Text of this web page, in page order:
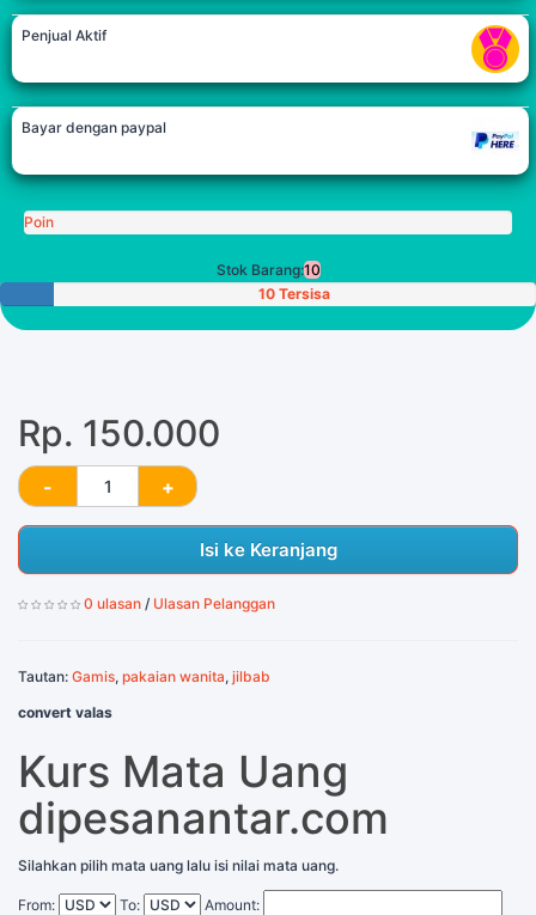
Penjual Aktif
Bayar dengan paypal
Poin
Stok Barang:10
10 Tersisa
Rp. 150.000
Isi ke Keranjang
0 ulasan / Ulasan Pelanggan
Tautan: Gamis, pakaian wanita, jilbab
convert valas
Kurs Mata Uang
dipesanantar.com
Silahkan pilih mata uang lalu isi nilai mata uang.
From: To:
Amount: